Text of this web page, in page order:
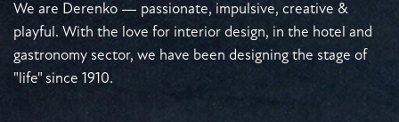
We are Derenko — passionate, impulsive, creative &
playful. With the love for interior design, in the hotel and
gastronomy sector, we have been designing the stage of
"life" since 1910.